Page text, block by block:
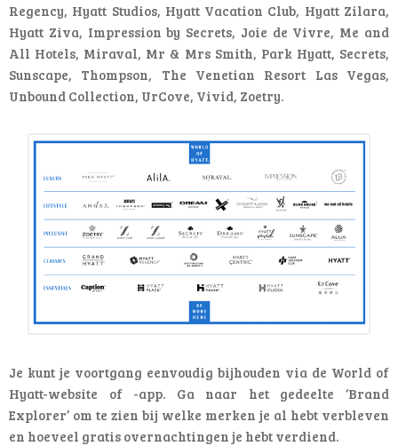
Regency, Hyatt Studios, Hyatt Vacation Club, Hyatt Zilara,
Hyatt Ziva, Impression by Secrets, Joie de Vivre, Me and
All Hotels, Miraval, Mr & Mrs Smith, Park Hyatt, Secrets,
Sunscape, Thompson, The Venetian Resort Las Vegas,
Unbound Collection, UrCove, Vivid, Zoetry.
Je kunt je voortgang eenvoudig bijhouden via de World of
Hyatt-website of -app. Ga naar het gedeelte ‘Brand
Explorer’ om te zien bij welke merken je al hebt verbleven
en hoeveel gratis overnachtingen je hebt verdiend.